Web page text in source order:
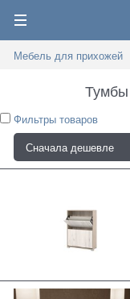
Мебель для прихожей
Фильтры товаров